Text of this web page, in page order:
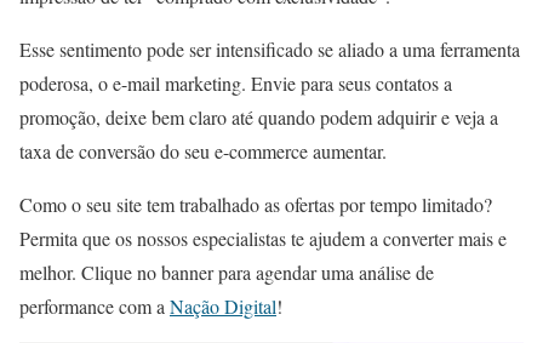
Esse sentimento pode ser intensificado se aliado a uma ferramenta
poderosa, o e-mail marketing. Envie para seus contatos a
promoção, deixe bem claro até quando podem adquirir e veja a
taxa de conversão do seu e-commerce aumentar.
Como o seu site tem trabalhado as ofertas por tempo limitado?
Permita que os nossos especialistas te ajudem a converter mais e
melhor. Clique no banner para agendar uma análise de
performance com a Nação Digital!